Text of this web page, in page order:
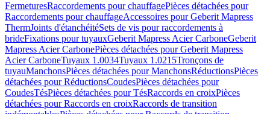
FermeturesRaccordements pour chauffagePièces détachées pour
Raccordements pour chauffageAccessoires pour Geberit Mapress
ThermJoints d'étanchéitéSets de vis pour raccordements à
brideFixations pour tuyauxGeberit Mapress Acier CarboneGeberit
Mapress Acier CarbonePièces détachées pour Geberit Mapress
Acier CarboneTuyaux 1.0034Tuyaux 1.0215Tronçons de
tuyauManchonsPièces détachées pour ManchonsRéductionsPièces
détachées pour RéductionsCoudesPièces détachées pour
CoudesTésPièces détachées pour TésRaccords en croixPièces
détachées pour Raccords en croixRaccords de transition